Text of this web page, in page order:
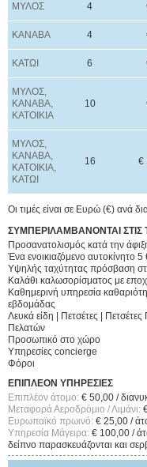
ΜΥΛΟΣ 4
ΚΑΝΑΒΑ 4
ΚΑΤΩΙ 6
ΜΥΛΟΣ,
ΚΑΝΑΒΑ,
ΚΑΤΟΙΚΙΑ
10
ΜΥΛΟΣ,
ΚΑΝΑΒΑ,
ΚΑΤΟΙΚΙΑ,
ΚΑΤΩΙ
16 €
Οι τιμές είναι σε Ευρώ (€) ανά
ΣΥΜΠΕΡΙΛΑΜΒΑΝΟΝΤΑΙ ΣΤΙΣ
Προσανατολισμός κατά την
Ένα ενοικιαζόμενο αυτοκίνητο 5
Υψηλής ταχύτητας πρόσβαση
Καλάθι καλωσορίσματος με
Καθημερινή υπηρεσία
εβδομάδας
Λευκά είδη | Πετσέτες |
Πελατών
Προσωπικό στο χώρο
Υπηρεσίες concierge
Φόροι
ΕΠΙΠΛΕΟΝ ΥΠΗΡΕΣΙΕΣ
Επιπλέον άτομο: € 50,00 /
Μεταφορά Αεροδρόμιο / Λιμάνι:
Ευρωπαϊκό πρωινό: € 25,00 /
Υπηρεσία Μάγειρα: € 100,00 /
δείπνο παρασκευάζονται και